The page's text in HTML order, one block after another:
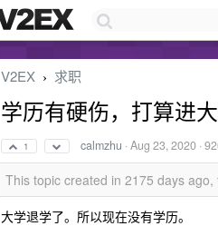
V2EX › 求职
学历有硬伤，打算进
1 calmzhu ·Aug 23, 2020 ·
This topic created in 2175 days
大学退学了。所以现在没有学历。